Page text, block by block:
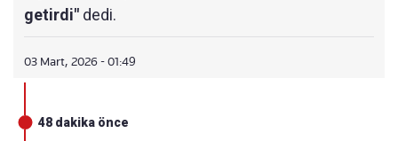
NKAZ PARÇALARI NEDENİYLE YANGIN ÇIKTI
getirdi" dedi.
03 Mart, 2026 - 01:49
48 dakika önce